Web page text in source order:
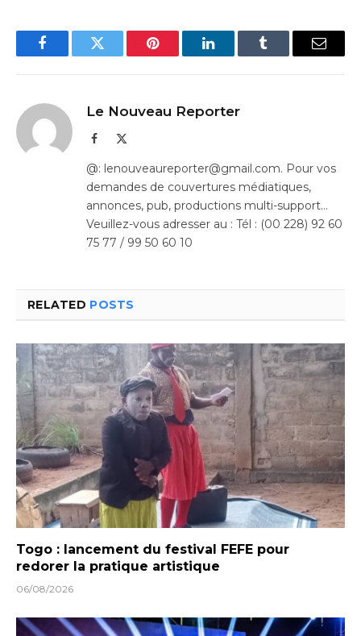
FacebookTwitter Pinterest LinkedInTumblr Email
Le Nouveau Reporter
Facebook
@: lenouveaureporter@gmail.com. Pour vos
demandes de couvertures médiatiques,
annonces, pub, productions multi-support…
Veuillez-vous adresser au : Tél : (00 228) 92 60
75 77 / 99 50 60 10
RELATED POSTS
Togo : lancement du festival FEFE pour
redorer la pratique artistique
06/08/2026